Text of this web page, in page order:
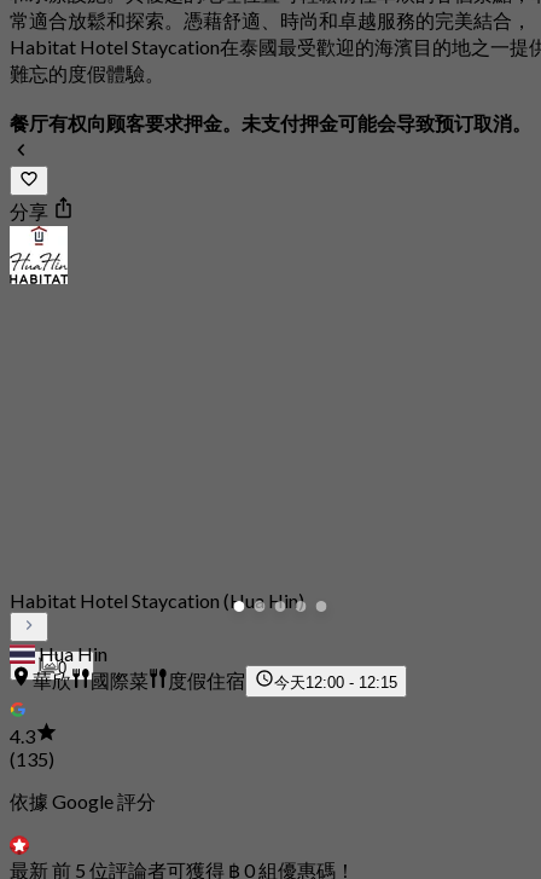
常適合放鬆和探索。憑藉舒適、時尚和卓越服務的完美結合，
Habitat Hotel Staycation在泰國最受歡迎的海濱目的地之一提
難忘的度假體驗。
餐厅有权向顾客要求押金。未支付押金可能会导致预订取消。
分享
0
Habitat Hotel Staycation (Hua Hin)
Hua Hin
華欣
國際菜 度假住宿 今天12:00 - 12:15
4.3
(135)
依據 Google 評分
最新 前 5 位評論者可獲得 ฿ 0 組優惠碼！